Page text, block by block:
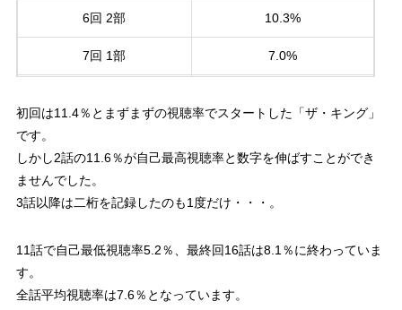
6回 2部 10.3%
7回 1部 7.0%
8回 2部 8.1%
9回 1部 5.8%
9回 2部 6.3%
初回は11.4％とまずまずの視聴率でスタートした「ザ・キング」
です。
しかし2話の11.6％が自己最高視聴率と数字を伸ばすことができ
ませんでした。
3話以降は二桁を記録したのも1度だけ・・・。
11話で自己最低視聴率5.2％、最終回16話は8.1％に終わっていま
す。
全話平均視聴率は7.6％となっています。